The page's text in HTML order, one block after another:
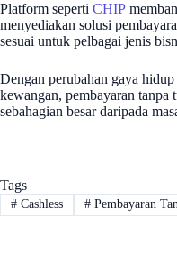
Platform seperti CHIP
menyediakan solusi
sesuai untuk pelbagai jenis
Dengan perubahan gaya
kewangan, pembayaran tanpa
sebahagian besar daripada
Tags
#Cashless #Pembayaran